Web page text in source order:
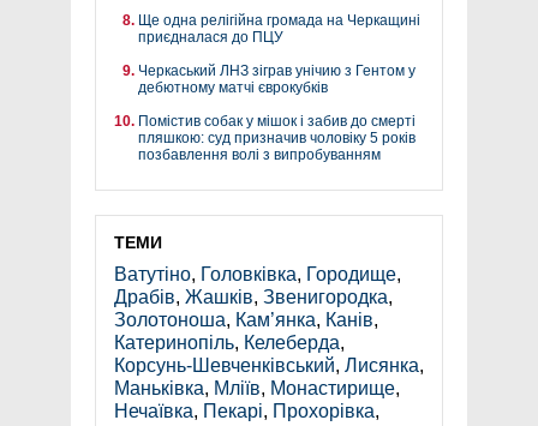
Ще одна релігійна громада на Черкащині
приєдналася до ПЦУ
Черкаський ЛНЗ зіграв унічию з Гентом у
дебютному матчі єврокубків
Помістив собак у мішок і забив до смерті
пляшкою: суд призначив чоловіку 5 років
позбавлення волі з випробуванням
ТЕМИ
Ватутіно, Головківка, Городище,
Драбів, Жашків, Звенигородка,
Золотоноша, Кам’янка, Канів,
Катеринопіль, Келеберда,
Корсунь-Шевченківський, Лисянка,
Маньківка, Мліїв, Монастирище,
Нечаївка, Пекарі, Прохорівка,